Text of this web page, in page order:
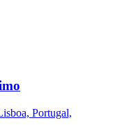
Portugal,